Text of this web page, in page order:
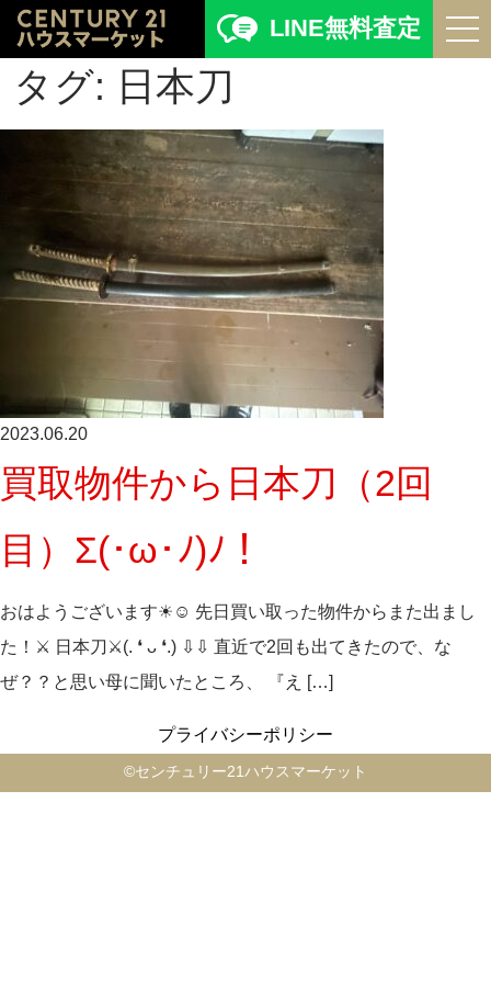
LINE無料査定
タグ: 日本刀
2023.06.20
買取物件から日本刀（2回
目）Σ(･ω･ﾉ)ﾉ！
おはようございます☀☺ 先日買い取った物件からまた出まし
た！⚔ 日本刀⚔(. ❛ ᴗ ❛.) ⇩⇩ 直近で2回も出てきたので、な
ぜ？？と思い母に聞いたところ、 『え […]
プライバシーポリシー
©️センチュリー21ハウスマーケット